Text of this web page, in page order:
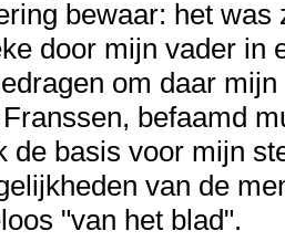
bewaar: het
door mijn vader in
om daar
befaamd
de basis voor mijn
van de
"van het blad".